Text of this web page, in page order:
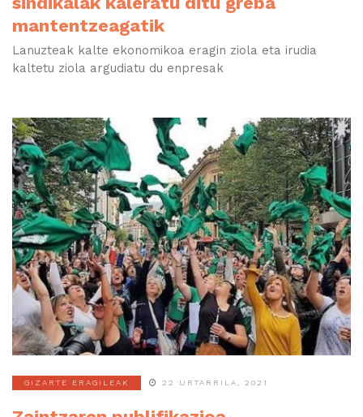
mantentzeagatik
Lanuzteak kalte ekonomikoa eragin ziola eta irudia
kaltetu ziola argudiatu du enpresak
GIZARTE ERAGILEAK 22 URTARRILA, 2021